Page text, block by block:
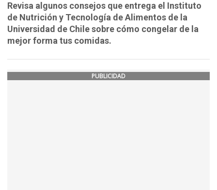
Revisa algunos consejos que entrega el Instituto
de Nutrición y Tecnología de Alimentos de la
Universidad de Chile sobre cómo congelar de la
mejor forma tus comidas.
PUBLICIDAD